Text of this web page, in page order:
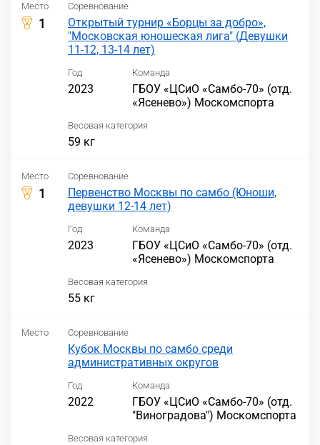
Место
1
Соревнование
Открытый турнир «Борцы за добро»,
"Московская юношеская лига" (Девушки
11-12, 13-14 лет)
Год
2023
Команда
ГБОУ «ЦСиО «Самбо-70» (отд.
«Ясенево») Москомспорта
Весовая категория
59 кг
Место
1
Соревнование
Первенство Москвы по самбо (Юноши,
девушки 12-14 лет)
Год
2023
Команда
ГБОУ «ЦСиО «Самбо-70» (отд.
«Ясенево») Москомспорта
Весовая категория
55 кг
Место Соревнование
Кубок Москвы по самбо среди
административных округов
Год
2022
Команда
ГБОУ «ЦСиО «Самбо-70» (отд.
"Виноградова") Москомспорта
Весовая категория